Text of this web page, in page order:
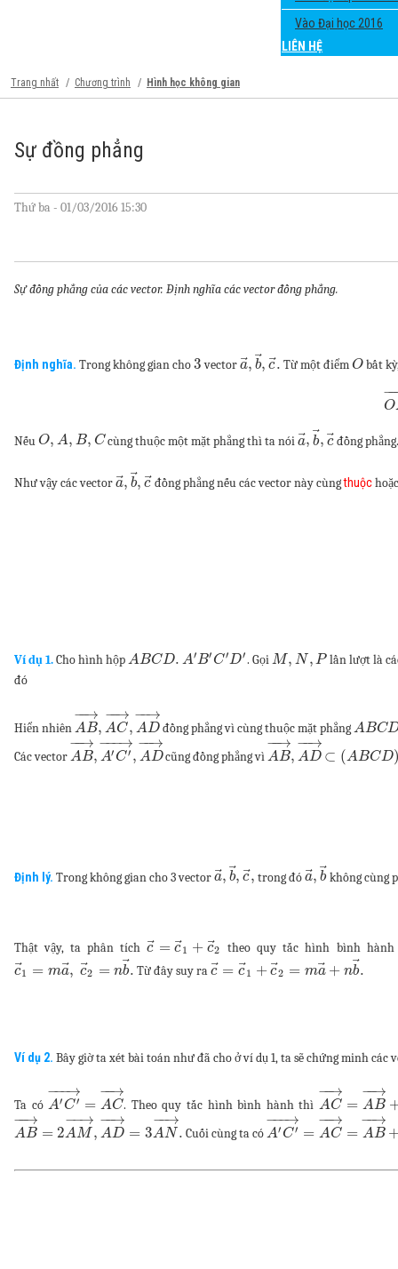
Vào Đại học 2016
LIÊN HỆ
Trang nhất Chương trình Hình học không gian
Sự đồng phẳng
Thứ ba - 01/03/2016 15:30
Sự đồng phẳng của các vector. Định nghĩa các vector đồng phẳng.
Định nghĩa. Trong không gian cho3vectora⃗, b⃗, c⃗
. Từ một điểmObất
O
−−
NếuO, A, B, Ccùng thuộc một mặt phẳng thì ta nóia⃗, b, c ⃗đồng
Như vậy các vectora⃗, b⃗, c ⃗đồng phẳng nếu các vector này cùngthuộc
Ví dụ 1.Cho hình hộpABCD. A′B′C′D′. GọiM, N , P lần lượt là
đó
Hiển nhiênAB
−→
−
, AC
−→
−
, AD
−→
−
đồng phẳng vì cùng thuộc mặt phẳngABC
Các vectorAB
−→
−
, A′C′
− →
−−
, AD
−→
−
cũng đồng phẳng vìAB
−→
−
, AD
−→
−
⊂ (ABCD
Định lý. Trong không gian cho 3 vectora⃗, b⃗, c⃗
, trong đóa⃗, b⃗
không cùng
Thật vậy, ta phân tíchc = c⃗1 + c⃗
2 theo quy tắc hình bình
c⃗1 = ma⃗, c⃗
2 = nb. Từ đây suy rac = c⃗1 + c⃗
2 = ma⃗ + nb.
Ví dụ 2. Bây giờ ta xét bài toán như đã cho ở ví dụ 1, ta sẽ chứng minh các
Ta cóA′C′
− →
−−
= AC
−→
−
. Theo quy tắc hình bình hành thì AC
−→
−
= AB
−→
−
AB
−→
−
= 2AM
−→
−
, AD
−→
−
= 3AN
−→
−
. Cuối cùng ta cóA′C′
− →
−−
= AC
−→
−
= AB
−→
−